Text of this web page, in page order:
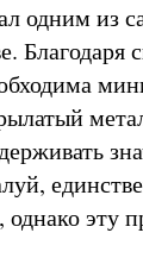
одним из
Благодаря
однако эту